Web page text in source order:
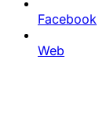
Facebook
Web